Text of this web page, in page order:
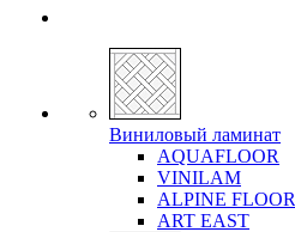
Виниловый ламинат
AQUAFLOOR
VINILAM
ALPINE FLOOR
ART EAST